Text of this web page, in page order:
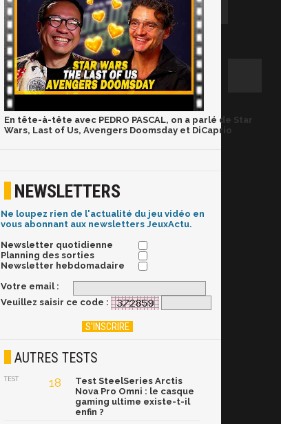
En tête-à-tête avec PEDRO PASCAL, on a parlé de Star
Wars, Last of Us, Avengers Doomsday et DiCaprio
NEWSLETTERS
Ne loupez rien de l'actualité du jeu vidéo en
vous abonnant aux newsletters JeuxActu.
Newsletter quotidienne
Planning des sorties
Newsletter hebdomadaire
Votre email :
Veuillez saisir ce code :
AUTRES TESTS
TEST 18
Test SteelSeries Arctis
Nova Pro Omni : le casque
gaming ultime existe-t-il
enfin ?